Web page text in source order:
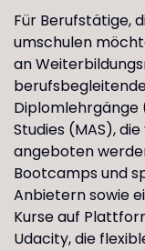
Für Berufstätige,
umschulen
an
Diplomlehrgänge
Studies (MAS),
angeboten
Bootcamps und
Anbietern sowie
Kurse auf
Udacity, die